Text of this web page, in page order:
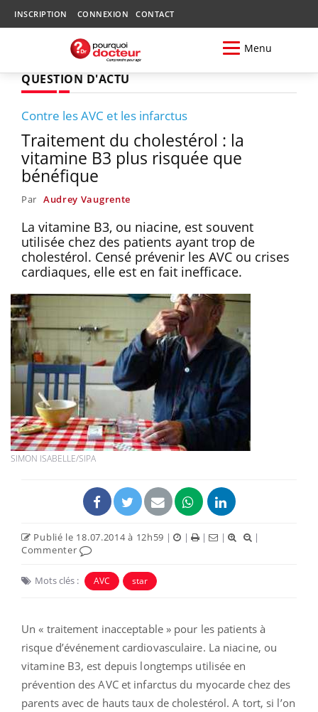
INSCRIPTION CONNEXION CONTACT
Menu
QUESTION D'ACTU
Contre les AVC et les infarctus
Traitement du cholestérol : la
vitamine B3 plus risquée que
bénéfique
Par Audrey Vaugrente
La vitamine B3, ou niacine, est souvent
utilisée chez des patients ayant trop de
cholestérol. Censé prévenir les AVC ou crises
cardiaques, elle est en fait inefficace.
SIMON ISABELLE/SIPA
Publié le 18.07.2014 à 12h59 | | | |
|
Commenter
Mots clés : AVC star
Un « traitement inacceptable » pour les patients à
risque d’événement cardiovasculaire. La niacine, ou
vitamine B3, est depuis longtemps utilisée en
prévention des AVC et infarctus du myocarde chez des
parents avec de hauts taux de cholestérol. A tort, si l’on